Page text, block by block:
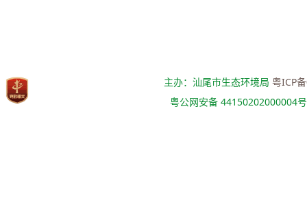
主办：汕尾市生态环境局粤ICP
粤公网安备 44150202000004号